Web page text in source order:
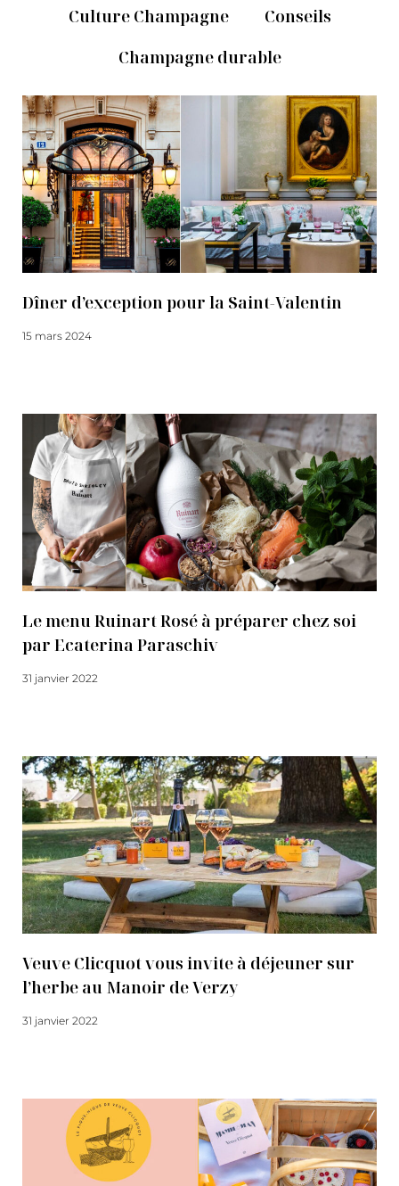
Culture Champagne
Conseils
Champagne durable
Dîner d’exception pour la Saint-Valentin
15 mars 2024
Le menu Ruinart Rosé à préparer chez soi
par Ecaterina Paraschiv
31 janvier 2022
Veuve Clicquot vous invite à déjeuner sur
l’herbe au Manoir de Verzy
31 janvier 2022